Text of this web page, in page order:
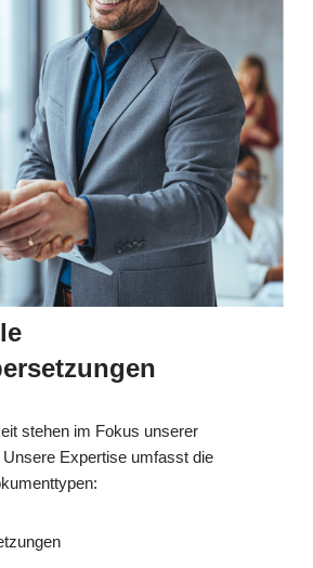
stehen im Fokus unserer
Expertise umfasst die